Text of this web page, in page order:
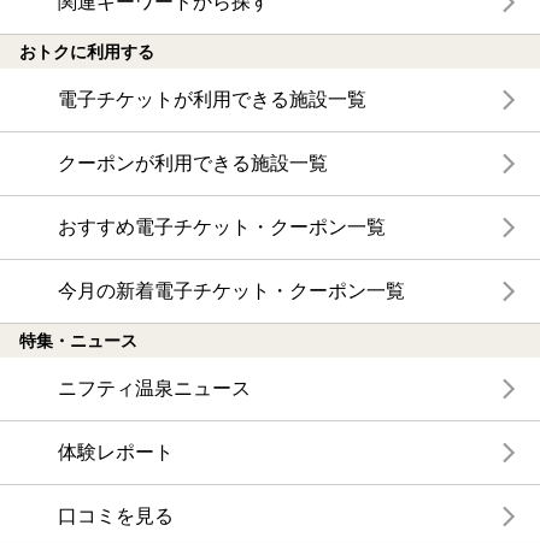
おトクに利用する
電子チケットが利用できる施設一覧
クーポンが利用できる施設一覧
おすすめ電子チケット・クーポン一覧
今月の新着電子チケット・クーポン一覧
特集・ニュース
ニフティ温泉ニュース
体験レポート
口コミを見る